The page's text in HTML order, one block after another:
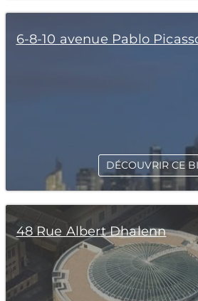
6-8-10 avenue Pablo
DÉCOUVRIR CE
48 Rue Albert Dhalenn